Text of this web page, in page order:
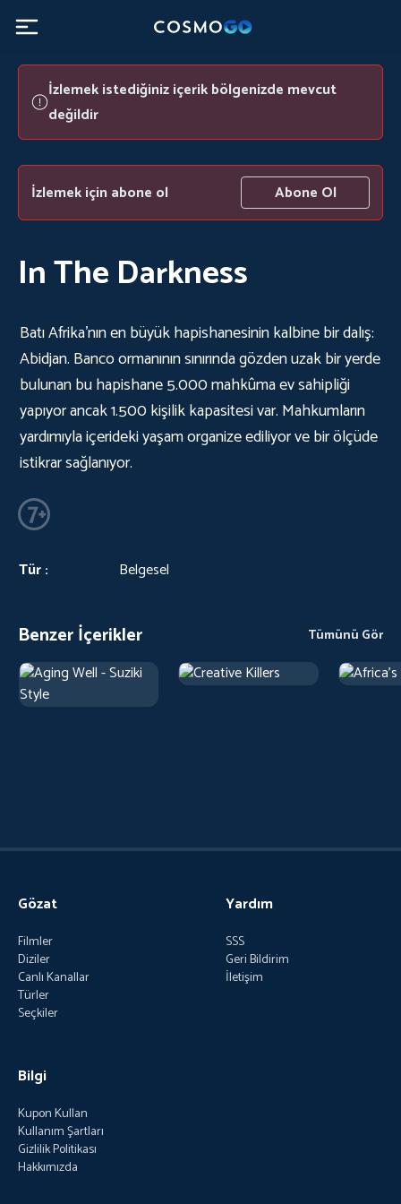
İzlemek istediğiniz içerik bölgenizde mevcut
değildir
İzlemek için abone ol Abone Ol
In The Darkness
Batı Afrika'nın en büyük hapishanesinin kalbine bir dalış:
Abidjan. Banco ormanının sınırında gözden uzak bir yerde
bulunan bu hapishane 5.000 mahkûma ev sahipliği
yapıyor ancak 1.500 kişilik kapasitesi var. Mahkumların
yardımıyla içerideki yaşam organize ediliyor ve bir ölçüde
istikrar sağlanıyor.
Tür : Belgesel
Benzer İçerikler Tümünü Gör
Gözat
Filmler
Diziler
Canlı Kanallar
Türler
Seçkiler
Yardım
SSS
Geri Bildirim
İletişim
Bilgi
Kupon Kullan
Kullanım Şartları
Gizlilik Politikası
Hakkımızda